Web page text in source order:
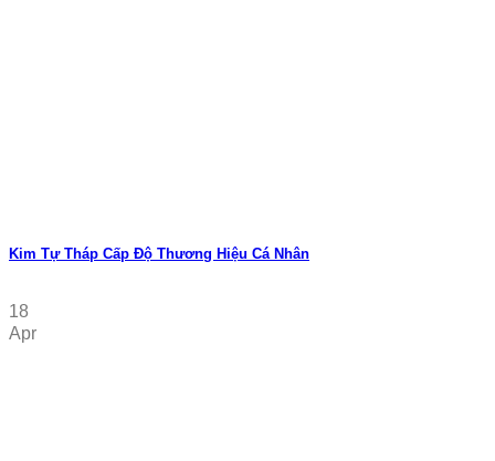
Kim Tự Tháp Cấp Độ Thương Hiệu Cá Nhân
18
Apr